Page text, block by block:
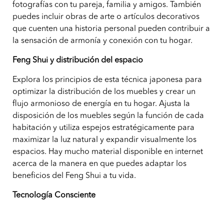
fotografías con tu pareja, familia y amigos. También
puedes incluir obras de arte o artículos decorativos
que cuenten una historia personal pueden contribuir a
la sensación de armonía y conexión con tu hogar.
Feng Shui y distribución del espacio
Explora los principios de esta técnica japonesa para
optimizar la distribución de los muebles y crear un
flujo armonioso de energía en tu hogar. Ajusta la
disposición de los muebles según la función de cada
habitación y utiliza espejos estratégicamente para
maximizar la luz natural y expandir visualmente los
espacios. Hay mucho material disponible en internet
acerca de la manera en que puedes adaptar los
beneficios del Feng Shui a tu vida.
Tecnología Consciente